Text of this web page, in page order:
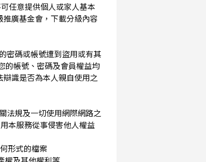
任意提供個人或家人基本
廣基金會，下載分級內容
密碼或帳號遭到盜用或有其
的帳號、密碼及會員權益均
識是否為本人親自使用之
法規及一切使用網際網路之
本服務從事侵害他人權益
形式的檔案